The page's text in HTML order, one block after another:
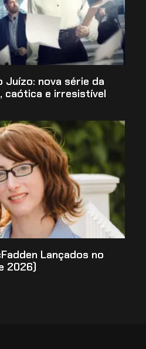
Juízo: nova série da
caótica e irresistível
Lançados no
2026)